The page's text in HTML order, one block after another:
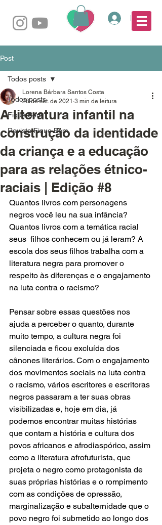
Login
Post
Todos posts
Fique Bem
Revista Fique Bem
Todos posts
A literatura infantil na
construção da identidade
da criança e a educação
para as relações étnico-
raciais | Edição #8
Lorena Bárbara Santos Costa
28 de set. de 2021 3 min de leitura
Quantos livros com personagens
negros você leu na sua infância?
Quantos livros com a temática racial
seus  filhos conhecem ou já leram? A
escola dos seus filhos trabalha com a
literatura negra para promover o
respeito às diferenças e o engajamento
na luta contra o racismo?
Pensar sobre essas questões nos
ajuda a perceber o quanto, durante
muito tempo, a cultura negra foi
silenciada e ficou excluída dos
cânones literários. Com o engajamento
dos movimentos sociais na luta contra
o racismo, vários escritores e escritoras
negros passaram a ter suas obras
visibilizadas e, hoje em dia, já
podemos encontrar muitas histórias
que contam a história e cultura dos
povos africanos e afrodiaspórico, assim
como a literatura afrofuturista, que
projeta o negro como protagonista de
suas próprias histórias e o rompimento
com as condições de opressão,
marginalização e subalternidade que o
povo negro foi submetido ao longo dos